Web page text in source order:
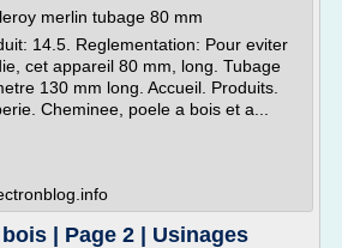
merlin tubage 80 mm
14.5. Reglementation: Pour eviter
cet appareil 80 mm, long. Tubage
130 mm long. Accueil. Produits.
Cheminee, poele a bois et a...
| Page 2 | Usinages